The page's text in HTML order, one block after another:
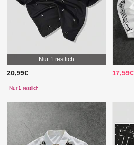
Nur 1 restlich
20,99€
Nur 1 restlich
17,59€